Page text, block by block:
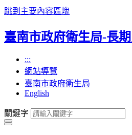
跳到主要內容區塊
臺南市政府衛生局-長
:::
網站導覽
臺南市政府衛生局
English
關鍵字